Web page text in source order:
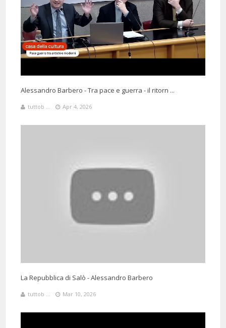
Alessandro Barbero - Tra pace e guerra - il ritorn ...
tuttob ... Apr 4, 2026
La Repubblica di Salò - Alessandro Barbero
tuttob ... Mar 10, 2026